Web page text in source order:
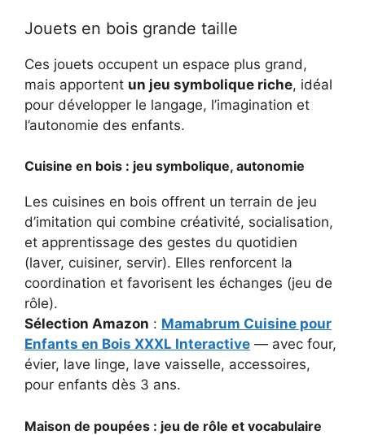
Jouets en bois grande taille
Ces jouets occupent un espace plus grand,
mais apportent un jeu symbolique riche, idéal
pour développer le langage, l’imagination et
l’autonomie des enfants.
Cuisine en bois : jeu symbolique, autonomie
Les cuisines en bois offrent un terrain de jeu
d’imitation qui combine créativité, socialisation,
et apprentissage des gestes du quotidien
(laver, cuisiner, servir). Elles renforcent la
coordination et favorisent les échanges (jeu de
rôle).
Sélection Amazon : Mamabrum Cuisine pour
Enfants en Bois XXXL Interactive — avec four,
évier, lave linge, lave vaisselle, accessoires,
pour enfants dès 3 ans.
Maison de poupées : jeu de rôle et vocabulaire